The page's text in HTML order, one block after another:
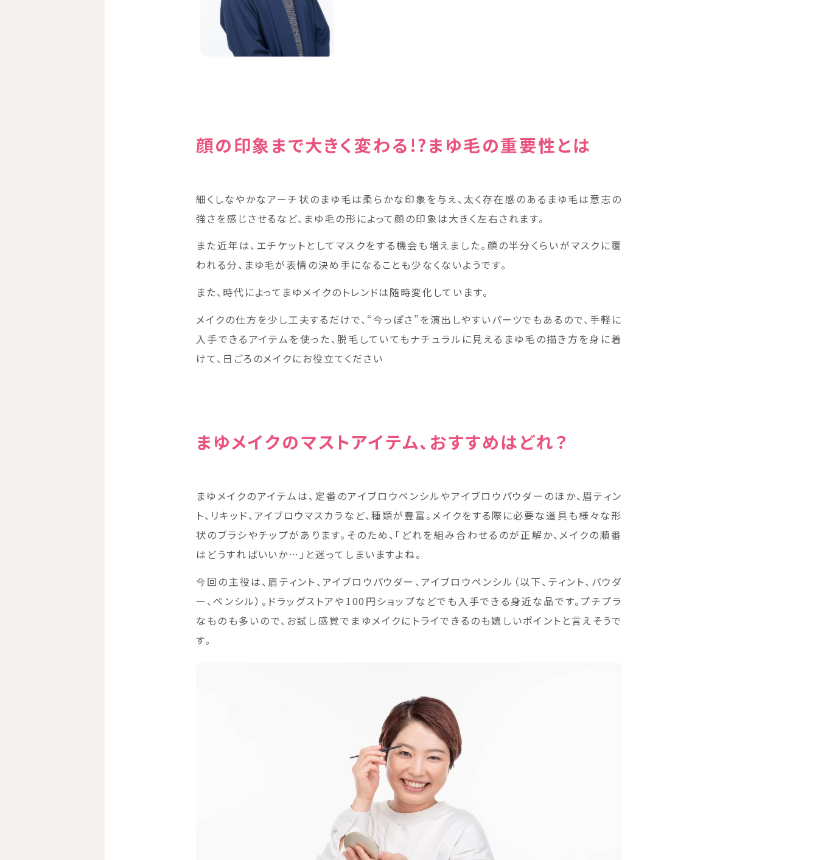
顔の印象まで大きく変わる!?まゆ毛の重要性とは
細くしなやかなアーチ状のまゆ毛は柔らかな印象を与え、太く存在感のあるまゆ毛は意志の
強さを感じさせるなど、まゆ毛の形によって顔の印象は大きく左右されます。
また近年は、エチケットとしてマスクをする機会も増えました。顔の半分くらいがマスクに覆
われる分、まゆ毛が表情の決め手になることも少なくないようです。
また、時代によってまゆメイクのトレンドは随時変化しています。
メイクの仕方を少し工夫するだけで、“今っぽさ”を演出しやすいパーツでもあるので、手軽に
入手できるアイテムを使った、脱毛していてもナチュラルに見えるまゆ毛の描き方を身に着
けて、日ごろのメイクにお役立てください
まゆメイクのマストアイテム、おすすめはどれ？
まゆメイクのアイテムは、定番のアイブロウペンシルやアイブロウパウダーのほか、眉ティン
ト、リキッド、アイブロウマスカラなど、種類が豊富。メイクをする際に必要な道具も様々な形
状のブラシやチップがあります。そのため、「どれを組み合わせるのが正解か、メイクの順番
はどうすればいいか…」と迷ってしまいますよね。
今回の主役は、眉ティント、アイブロウパウダー、アイブロウペンシル（以下、ティント、パウダ
ー、ペンシル）。ドラッグストアや100円ショップなどでも入手できる身近な品です。プチプラ
なものも多いので、お試し感覚でまゆメイクにトライできるのも嬉しいポイントと言えそうで
す。